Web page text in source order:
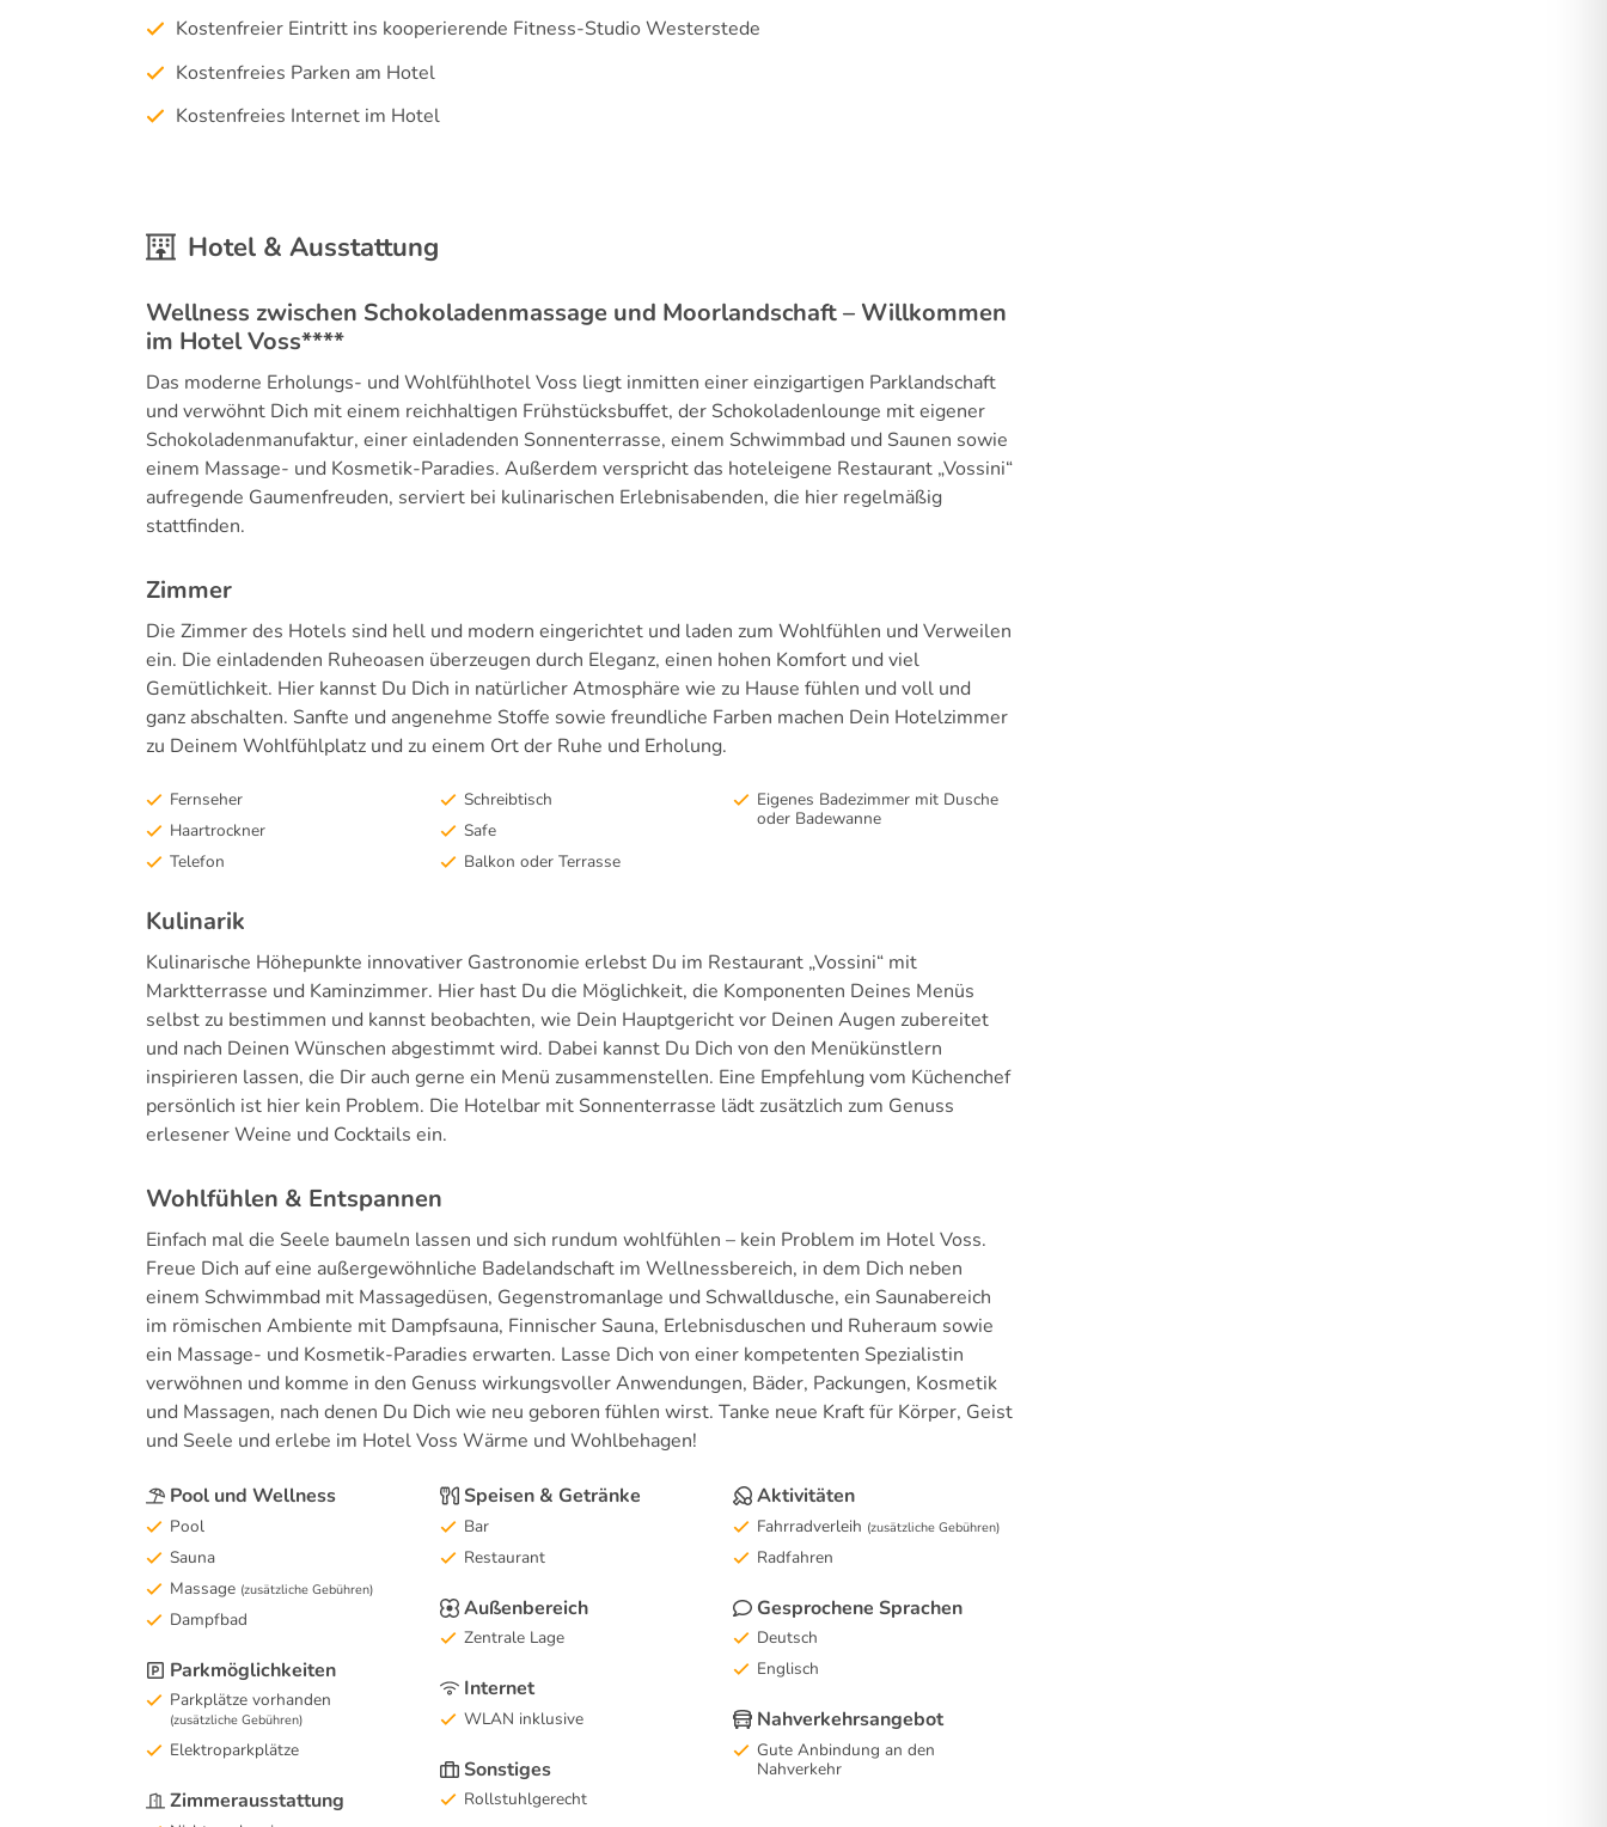
Kostenfreier Eintritt ins kooperierende Fitness-Studio Westerstede
Kostenfreies Parken am Hotel
Kostenfreies Internet im Hotel
Hotel & Ausstattung
Wellness zwischen Schokoladenmassage und Moorlandschaft – Willkommen
im Hotel Voss****
Das moderne Erholungs- und Wohlfühlhotel Voss liegt inmitten einer einzigartigen Parklandschaft
und verwöhnt Dich mit einem reichhaltigen Frühstücksbuffet, der Schokoladenlounge mit eigener
Schokoladenmanufaktur, einer einladenden Sonnenterrasse, einem Schwimmbad und Saunen sowie
einem Massage- und Kosmetik-Paradies. Außerdem verspricht das hoteleigene Restaurant „Vossini“
aufregende Gaumenfreuden, serviert bei kulinarischen Erlebnisabenden, die hier regelmäßig
stattfinden.
Zimmer
Die Zimmer des Hotels sind hell und modern eingerichtet und laden zum Wohlfühlen und Verweilen
ein. Die einladenden Ruheoasen überzeugen durch Eleganz, einen hohen Komfort und viel
Gemütlichkeit. Hier kannst Du Dich in natürlicher Atmosphäre wie zu Hause fühlen und voll und
ganz abschalten. Sanfte und angenehme Stoffe sowie freundliche Farben machen Dein Hotelzimmer
zu Deinem Wohlfühlplatz und zu einem Ort der Ruhe und Erholung.
Fernseher
Haartrockner
Telefon
Schreibtisch
Safe
Balkon oder Terrasse
Eigenes Badezimmer mit Dusche
oder Badewanne
Kulinarik
Kulinarische Höhepunkte innovativer Gastronomie erlebst Du im Restaurant „Vossini“ mit
Marktterrasse und Kaminzimmer. Hier hast Du die Möglichkeit, die Komponenten Deines Menüs
selbst zu bestimmen und kannst beobachten, wie Dein Hauptgericht vor Deinen Augen zubereitet
und nach Deinen Wünschen abgestimmt wird. Dabei kannst Du Dich von den Menükünstlern
inspirieren lassen, die Dir auch gerne ein Menü zusammenstellen. Eine Empfehlung vom Küchenchef
persönlich ist hier kein Problem. Die Hotelbar mit Sonnenterrasse lädt zusätzlich zum Genuss
erlesener Weine und Cocktails ein.
Wohlfühlen & Entspannen
Einfach mal die Seele baumeln lassen und sich rundum wohlfühlen – kein Problem im Hotel Voss.
Freue Dich auf eine außergewöhnliche Badelandschaft im Wellnessbereich, in dem Dich neben
einem Schwimmbad mit Massagedüsen, Gegenstromanlage und Schwalldusche, ein Saunabereich
im römischen Ambiente mit Dampfsauna, Finnischer Sauna, Erlebnisduschen und Ruheraum sowie
ein Massage- und Kosmetik-Paradies erwarten. Lasse Dich von einer kompetenten Spezialistin
verwöhnen und komme in den Genuss wirkungsvoller Anwendungen, Bäder, Packungen, Kosmetik
und Massagen, nach denen Du Dich wie neu geboren fühlen wirst. Tanke neue Kraft für Körper, Geist
und Seele und erlebe im Hotel Voss Wärme und Wohlbehagen!
Pool und Wellness
Pool
Sauna
Massage (zusätzliche Gebühren)
Dampfbad
Parkmöglichkeiten
Parkplätze vorhanden
(zusätzliche Gebühren)
Elektroparkplätze
Zimmerausstattung
Speisen & Getränke
Bar
Restaurant
Außenbereich
Zentrale Lage
Internet
WLAN inklusive
Sonstiges
Rollstuhlgerecht
Aktivitäten
Fahrradverleih (zusätzliche Gebühren)
Radfahren
Gesprochene Sprachen
Deutsch
Englisch
Nahverkehrsangebot
Gute Anbindung an den
Nahverkehr